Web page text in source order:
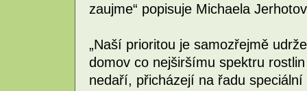
zaujme“ popisuje Michaela
„Naší prioritou je samozřejmě
domov co nejširšímu spektru
nedaří, přicházejí na řadu